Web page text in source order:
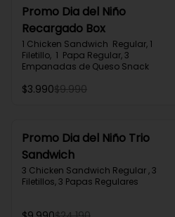
Promo Dia del Niño
Recargado Box​
1 Chicken Sandwich  Regular, 1
Filetillo,  1  Papa Regular, 3
Empanadas de Queso Snack
$3.990$9.990
Promo Dia del Niño Trio
Sandwich​
3 Chicken Sandwich Regular , 3
Filetillos, 3 Papas Regulares